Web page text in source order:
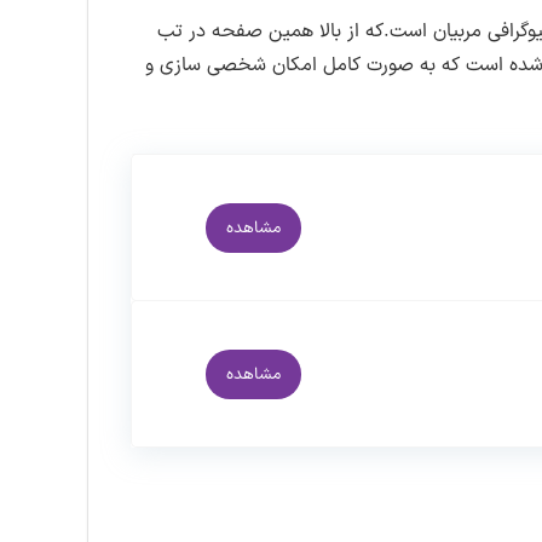
دریافت بسته روی لینک دانلود کنید.به این
مربیان است.که از بالا همین صفحه در تب
شده است که به صورت کامل امکان شخصی سازی و
مشاهده
مشاهده